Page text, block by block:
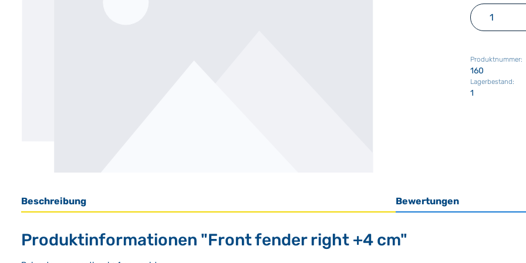
Produkt
Produktnummer:
160
Lagerbestand:
1
Beschreibung Bewertungen
Produktinformationen "Front fender right +4 cm"